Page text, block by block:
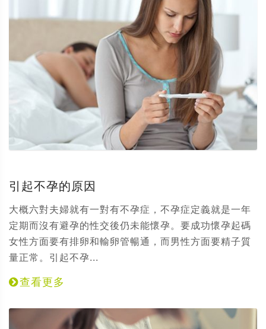
引起不孕的原因
大概六對夫婦就有一對有不孕症，不孕症定義就是一年
定期而沒有避孕的性交後仍未能懷孕。要成功懷孕起碼
女性方面要有排卵和輸卵管暢通，而男性方面要精子質
量正常。引起不孕...
查看更多